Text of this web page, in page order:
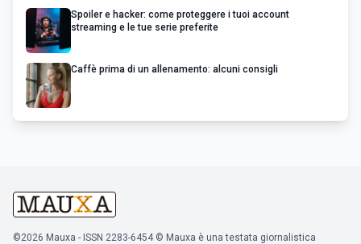
Spoiler e hacker: come proteggere i tuoi account
streaming e le tue serie preferite
Caffè prima di un allenamento: alcuni consigli
©2026 Mauxa - ISSN 2283-6454 © Mauxa è una testata giornalistica